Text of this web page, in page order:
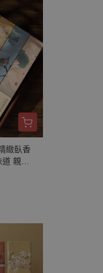
緻臥香
親赴
內薰
厄 除
山檀香
香 惠安
馬沉香